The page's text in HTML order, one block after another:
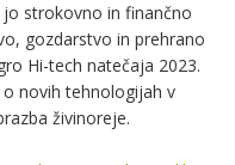
strokovno in finančno
gozdarstvo in prehrano
Hi-tech natečaja 2023.
novih tehnologijah v
živinoreje.